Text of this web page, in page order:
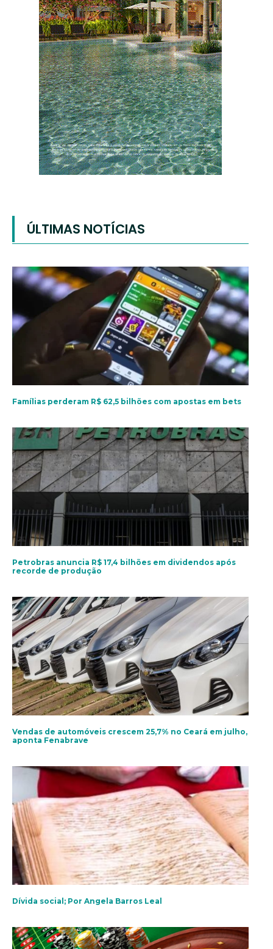
ÚLTIMAS NOTÍCIAS
Famílias perderam R$ 62,5 bilhões com apostas em bets
Petrobras anuncia R$ 17,4 bilhões em dividendos após
recorde de produção
Vendas de automóveis crescem 25,7% no Ceará em julho,
aponta Fenabrave
Dívida social; Por Angela Barros Leal